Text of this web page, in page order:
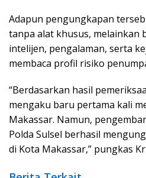
Adapun pengungkapan
tanpa alat khusus, melainkan
intelijen, pengalaman, serta
membaca profil risiko
“Berdasarkan hasil
mengaku baru pertama kali
Makassar. Namun,
Polda Sulsel berhasil
di Kota Makassar,” pungkas